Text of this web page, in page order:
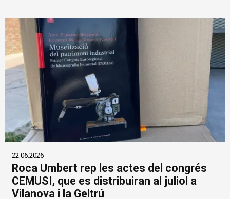
22.06.2026
Roca Umbert rep les actes del congrés
CEMUSI, que es distribuiran al juliol a
Vilanova i la Geltrú